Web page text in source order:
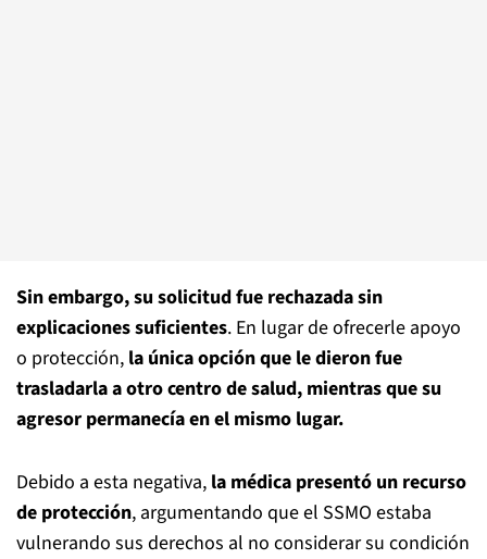
Sin embargo, su solicitud fue rechazada sin
explicaciones suficientes. En lugar de ofrecerle apoyo
o protección, la única opción que le dieron fue
trasladarla a otro centro de salud, mientras que su
agresor permanecía en el mismo lugar.
Debido a esta negativa, la médica presentó un recurso
de protección, argumentando que el SSMO estaba
vulnerando sus derechos al no considerar su condición